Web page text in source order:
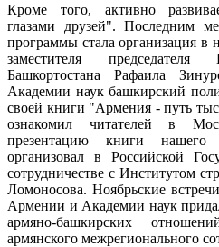
Кроме того, активно
глазами друзей". Последним
программы стала организация в
заместителя председателя
Башкортостана Рафаила
Академии наук башкирский
своей книги "Армения - путь
ознакомил читателей в
презентацию книги
организовал в Российской
сотрудничестве с Институтом
Ломоносова. Ноябрьские
Армении и Академии наук
армяно-башкирских
армянского межрегионального